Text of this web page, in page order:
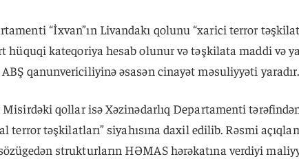
“İxvan”ın Livandakı qolunu “xarici terror
hüquqi kateqoriya hesab olunur və təşkilata maddi və
qanunvericiliyinə əsasən cinayət məsuliyyəti yaradır.
qollar isə Xəzinədarlıq Departamenti
terror təşkilatları” siyahısına daxil edilib. Rəsmi
strukturların HƏMAS hərəkatına verdiyi